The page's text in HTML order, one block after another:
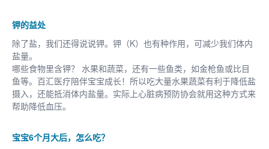
钾的益处
除了盐，我们还得说说钾。钾（K）也有种作用，可减少我们体内
盐量。
哪些食物里含钾？ 水果和蔬菜，还有一些鱼类，如金枪鱼或比目
鱼等。百汇医疗陪伴宝宝成长！所以吃大量水果蔬菜有利于降低盐
摄入，还能抵消体内盐量。实际上心脏病预防协会就用这种方式来
帮助降低血压。
宝宝6个月大后，怎么吃？